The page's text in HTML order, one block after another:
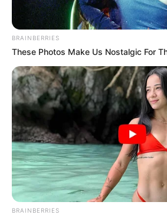
BRAINBERRIES
These Photos Make Us Nostalgic For
BRAINBERRIES